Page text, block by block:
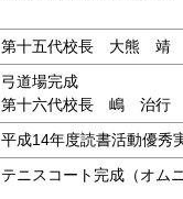
第十五代校長 大熊 靖
弓道場完成
第十六代校長 嶋 治行
平成14年度読書活動優秀
テニスコート完成（オム